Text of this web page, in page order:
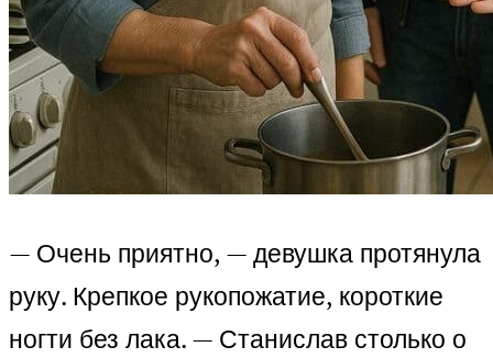
— Очень приятно, — девушка протянула
руку. Крепкое рукопожатие, короткие
ногти без лака. — Станислав столько о